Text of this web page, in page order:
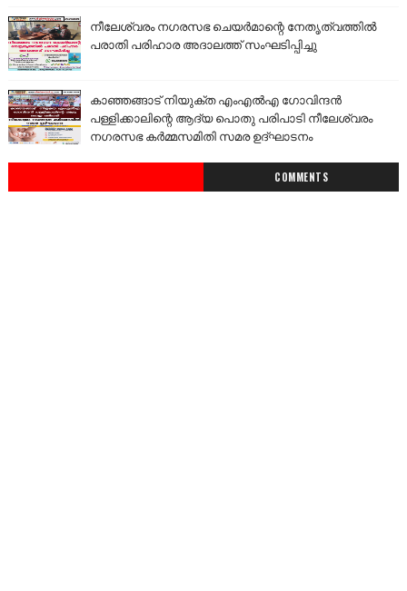
നീലേശ്വരം നഗരസഭ ചെയർമാന്റെ നേതൃത്വത്തിൽ
പരാതി പരിഹാര അദാലത്ത് സംഘടിപ്പിച്ചു
കാഞ്ഞങ്ങാട് നിയുക്ത എംഎൽഎ ഗോവിന്ദൻ
പള്ളിക്കാലിന്റെ ആദ്യ പൊതു പരിപാടി നീലേശ്വരം
നഗരസഭ കർമ്മസമിതി സമര ഉദ്ഘാടനം
COMMENTS